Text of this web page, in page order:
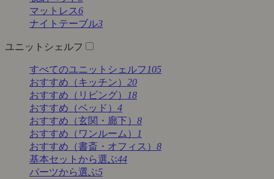
マットレス6
ナイトテーブル3
ユニットシェルフ
すべてのユニットシェルフ 105
おすすめ（キッチン） 20
おすすめ（リビング）
18
おすすめ（ベッド） 4
おすすめ（玄関・廊下） 8
おすすめ（ワンルーム）
1
おすすめ（書斎・オフィス） 8
基本セットから選ぶ44
パーツから選ぶ5